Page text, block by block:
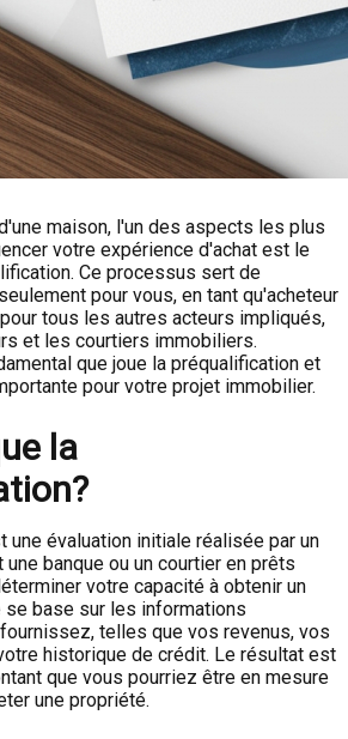
maison, l'un des aspects les plus
votre expérience d'achat est le
Ce processus sert de
pour vous, en tant qu'acheteur
tous les autres acteurs impliqués,
et les courtiers immobiliers.
que joue la préqualification et
pour votre projet immobilier.
la
une évaluation initiale réalisée par un
banque ou un courtier en prêts
votre capacité à obtenir un
se base sur les informations
telles que vos revenus, vos
historique de crédit. Le résultat est
que vous pourriez être en mesure
une propriété.